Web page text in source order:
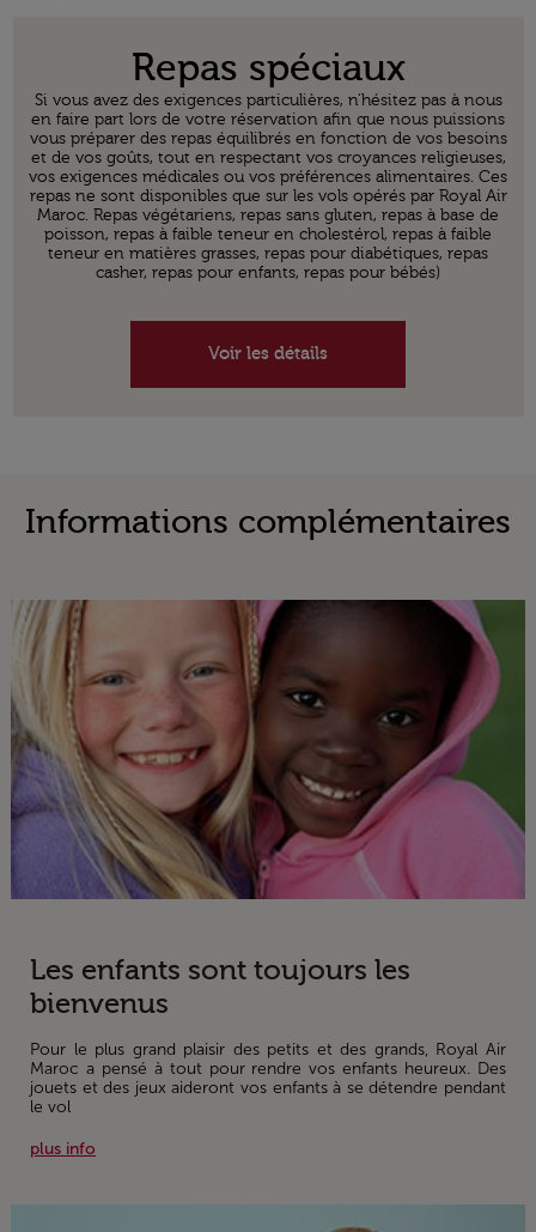
Repas spéciaux
Si vous avez des exigences particulières, n'hésitez pas à nous
en faire part lors de votre réservation afin que nous puissions
vous préparer des repas équilibrés en fonction de vos besoins
et de vos goûts, tout en respectant vos croyances religieuses,
vos exigences médicales ou vos préférences alimentaires. Ces
repas ne sont disponibles que sur les vols opérés par Royal Air
Maroc. Repas végétariens, repas sans gluten, repas à base de
poisson, repas à faible teneur en cholestérol, repas à faible
teneur en matières grasses, repas pour diabétiques, repas
casher, repas pour enfants, repas pour bébés)
Voir les détails
Informations complémentaires
Les enfants sont toujours les
bienvenus
Pour le plus grand plaisir des petits et des grands, Royal Air
Maroc a pensé à tout pour rendre vos enfants heureux. Des
jouets et des jeux aideront vos enfants à se détendre pendant
le vol
plus info